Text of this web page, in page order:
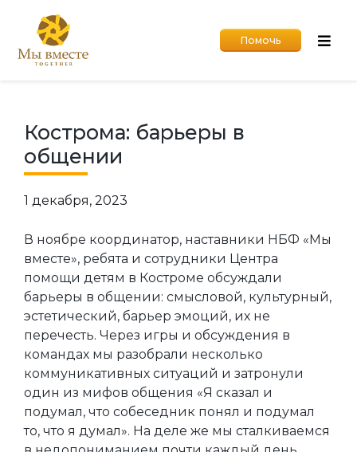
Помочь
Кострома: барьеры в
общении
1 декабря, 2023
В ноябре координатор, наставники НБФ «Мы
вместе», ребята и сотрудники Центра
помощи детям в Костроме обсуждали
барьеры в общении: смысловой, культурный,
эстетический, барьер эмоций, их не
перечесть. Через игры и обсуждения в
командах мы разобрали несколько
коммуникативных ситуаций и затронули
один из мифов общения «Я сказал и
подумал, что собеседник понял и подумал
то, что я думал». На деле же мы сталкиваемся